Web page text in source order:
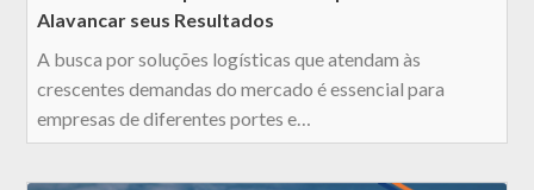
Alavancar seus Resultados
A busca por soluções logísticas que atendam às
crescentes demandas do mercado é essencial para
empresas de diferentes portes e…